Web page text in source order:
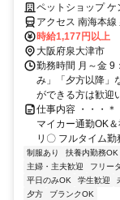
クOK◆社割など充実
ペットショップ
プ ケンアンドワ
アクセス 南海本線
分、南海本線 北助
時給1,177円以上
大阪府泉大津市
勤務時間 月～金 9
み」「夕方以降」
ができる方は歓迎
仕事内容 ・・・＊
マイカー通勤OK
リ〇 フルタイム
制服あり 扶養内勤務OK
主婦・主夫歓迎
フリー
平日のみOK
学生歓迎
夕方
ブランクOK